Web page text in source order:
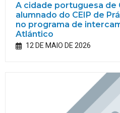
A cidade portuguesa de
alumnado do CEIP de
no programa de
Atlántico
12 DE MAIO DE 2026